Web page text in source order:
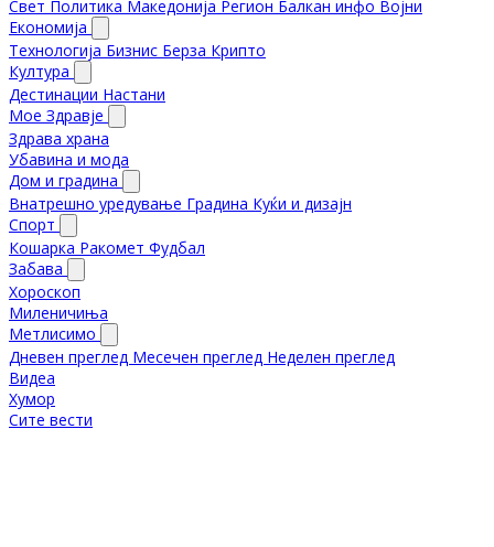
Свет Политика Македонија Регион Балкан инфо Војни
Економија
Технологија Бизнис Берза Крипто
Култура
Дестинации Настани
Мое Здравје
Здрава храна
Убавина и мода
Дом и градина
Внатрешно уредување Градина Куќи и дизајн
Спорт
Кошарка Ракомет Фудбал
Забава
Хороскоп
Миленичиња
Метлисимо
Дневен преглед Месечен преглед Неделен преглед
Видеа
Хумор
Сите вести